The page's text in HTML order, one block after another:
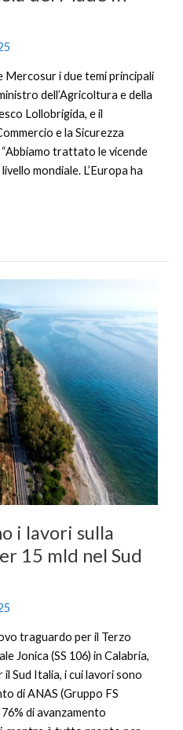
Mercosur i due temi principali
dell’Agricoltura e della
Lollobrigida, e il
e la Sicurezza
trattato le vicende
mondiale. L’Europa ha
i lavori sulla
15 mld nel Sud
traguardo per il Terzo
Jonica (SS 106) in Calabria,
Sud Italia, i cui lavori sono
di ANAS (Gruppo FS
di avanzamento